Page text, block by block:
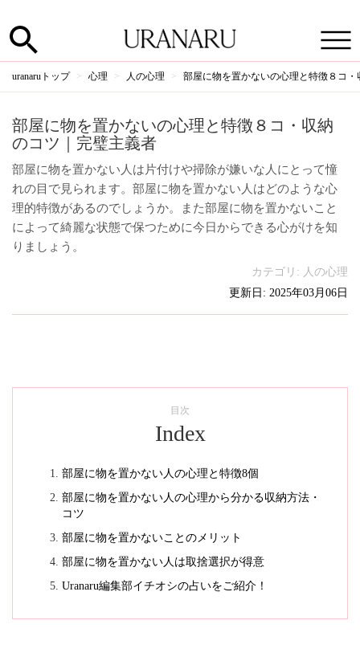
uranaruトップ 心理 人の心理 部屋に物を置かないの心理と特徴８コ
部屋に物を置かないの心理と特徴８コ・収納
のコツ｜完璧主義者
部屋に物を置かない人は片付けや掃除が嫌いな人にとって憧
れの目で見られます。部屋に物を置かない人はどのような心
理的特徴があるのでしょうか。また部屋に物を置かないこと
によって綺麗な状態で保つために今日からできる心がけを知
りましょう。
カテゴリ: 人の心理
更新日: 2025年03月06日
目次
Index
部屋に物を置かない人の心理と特徴8個
部屋に物を置かない人の心理から分かる収納方法・
コツ
部屋に物を置かないことのメリット
部屋に物を置かない人は取捨選択が得意
Uranaru編集部イチオシの占いをご紹介！